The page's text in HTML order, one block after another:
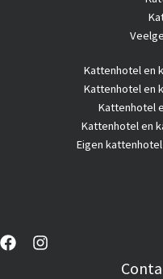
Kattenhotelen
Kattenhotel en
Kattenhotel
Kattenhotel en
Eigen